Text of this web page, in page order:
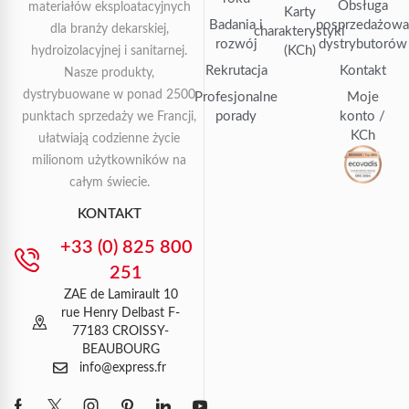
materiałów eksploatacyjnych
dla branży dekarskiej,
hydroizolacyjnej i sanitarnej.
Nasze produkty,
dystrybuowane w ponad 2500
punktach sprzedaży we Francji,
ułatwiają codzienne życie
milionom użytkowników na
całym świecie.
KONTAKT
+33 (0) 825 800
251
ZAE de Lamirault 10
rue Henry Delbast F-
77183 CROISSY-
BEAUBOURG
info@express.fr
Badania i
rozwój
Rekrutacja
Profesjonalne
porady
Karty
charakterystyki
(KCh)
Obsługa
posprzedażowa
dystrybutorów
Kontakt
Moje
konto /
KCh